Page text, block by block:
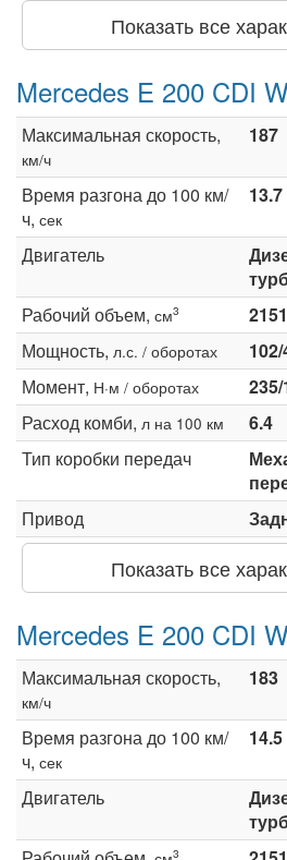
Показать все
Mercedes E 200 CDI
Максимальная скорость,
км/ч
187
Время разгона до 100 км/
ч, сек
13.7
Двигатель
Рабочий объем, см3
2151
Мощность, л.с. / оборотах
Момент, Н·м / оборотах
Расход комби, л на 100 км
6.4
Тип коробки передач
Привод
Показать все
Mercedes E 200 CDI
Максимальная скорость,
км/ч
183
Время разгона до 100 км/
ч, сек
14.5
Двигатель
3